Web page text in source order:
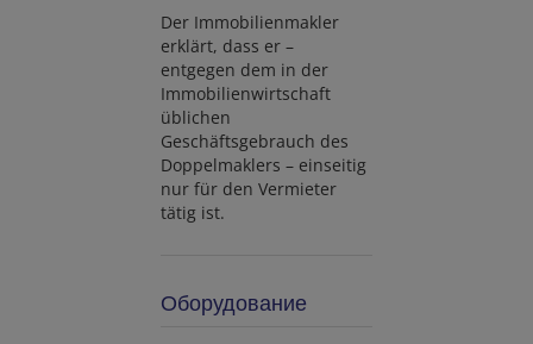
Der Immobilienmakler
erklärt, dass er –
entgegen dem in der
Immobilienwirtschaft
üblichen
Geschäftsgebrauch des
Doppelmaklers – einseitig
nur für den Vermieter
tätig ist.
Оборудование